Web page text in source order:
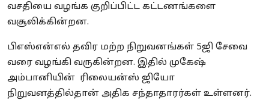
வசதியை வழங்க குறிப்பிட்ட கட்டணங்களை
வசூலிக்கின்றன.
பிஎஸ்என்எல் தவிர மற்ற நிறுவனங்கள் 5ஜி சேவை
வரை வழங்கி வருகின்றன. இதில் முகேஷ்
அம்பானியின் ரிலையன்ஸ் ஜியோ
நிறுவனத்தில்தான் அதிக சந்தாதாரர்கள் உள்ளனர்.